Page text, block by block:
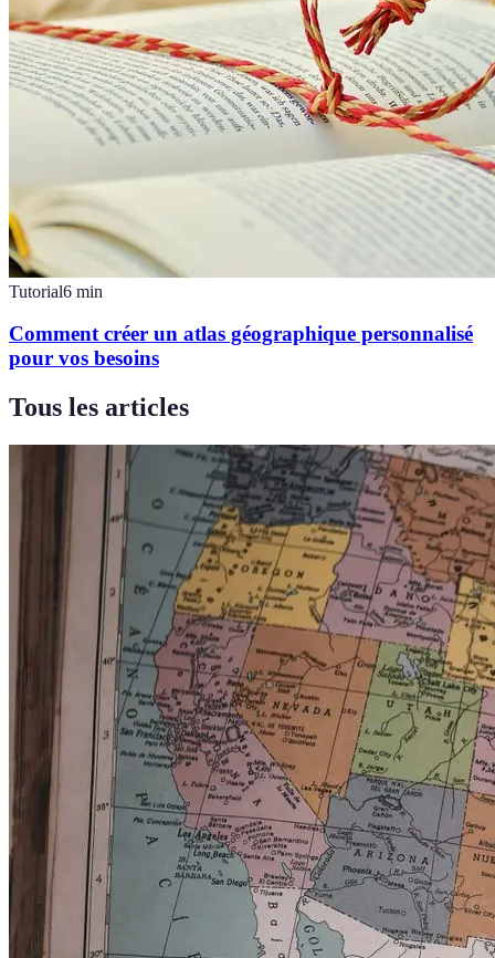
Tutorial6 min
Comment créer un atlas géographique personnalisé
pour vos besoins
Tous les articles